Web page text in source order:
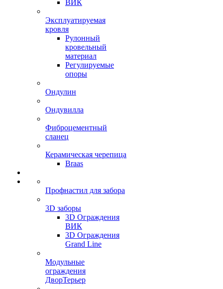
ВИК
Эксплуатируемая
кровля
Рулонный
кровельный
материал
Регулируемые
опоры
Ондулин
Ондувилла
Фиброцементный
сланец
Керамическая черепица
Braas
Профнастил для забора
3D заборы
3D Ограждения
ВИК
3D Ограждения
Grand Line
Модульные
ограждения
ДворТерьер